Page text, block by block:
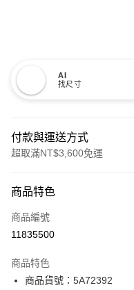
AI
找尺寸
付款與運送方式
超取滿NT$3,600免運
信用卡一次付款
信用卡分期付款
合作金庫商業銀行
華南商業銀行
LINE Pay
商品特色
商品編號
11835500
商品特色
商品貨號：5A72392